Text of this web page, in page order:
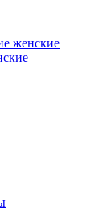
женские